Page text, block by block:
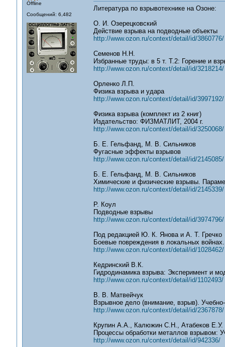
Offline
Сообщений: 6,482
Литература по взрывотехнике на Озоне:
О. И. Озерецковский
Действие взрыва на подводные объекты
http://www.ozon.ru/context/detail/id/3860776/
Семенов Н.Н.
Избранные труды: в 5 т. Т.2: Горение и
http://www.ozon.ru/context/detail/id/3218214/
Орленко Л.П.
Физика взрыва и удара
http://www.ozon.ru/context/detail/id/3997192/
Физика взрыва (комплект из 2 книг)
Издательство: ФИЗМАТЛИТ, 2004 г.
http://www.ozon.ru/context/detail/id/3250068/
Б. Е. Гельфанд, М. В. Сильников
Фугасные эффекты взрывов
http://www.ozon.ru/context/detail/id/2145085/
Б. Е. Гельфанд, М. В. Сильников
Химические и физические взрывы.
http://www.ozon.ru/context/detail/id/2145339/
Р. Коул
Подводные взрывы
http://www.ozon.ru/context/detail/id/3974796/
Под редакцией Ю. К. Янова и А. Т. Гречко
Боевые повреждения в локальных
http://www.ozon.ru/context/detail/id/1028462/
Кедринский В.К.
Гидродинамика взрыва: Эксперимент и
http://www.ozon.ru/context/detail/id/1102493/
В. В. Матвейчук
Взрывное дело (внимание, взрыв).
http://www.ozon.ru/context/detail/id/2367878/
Крупин А.А., Калюжин С.Н., Атабеков Е.У.
Процессы обработки металлов взрывом:
http://www.ozon.ru/context/detail/id/942336/